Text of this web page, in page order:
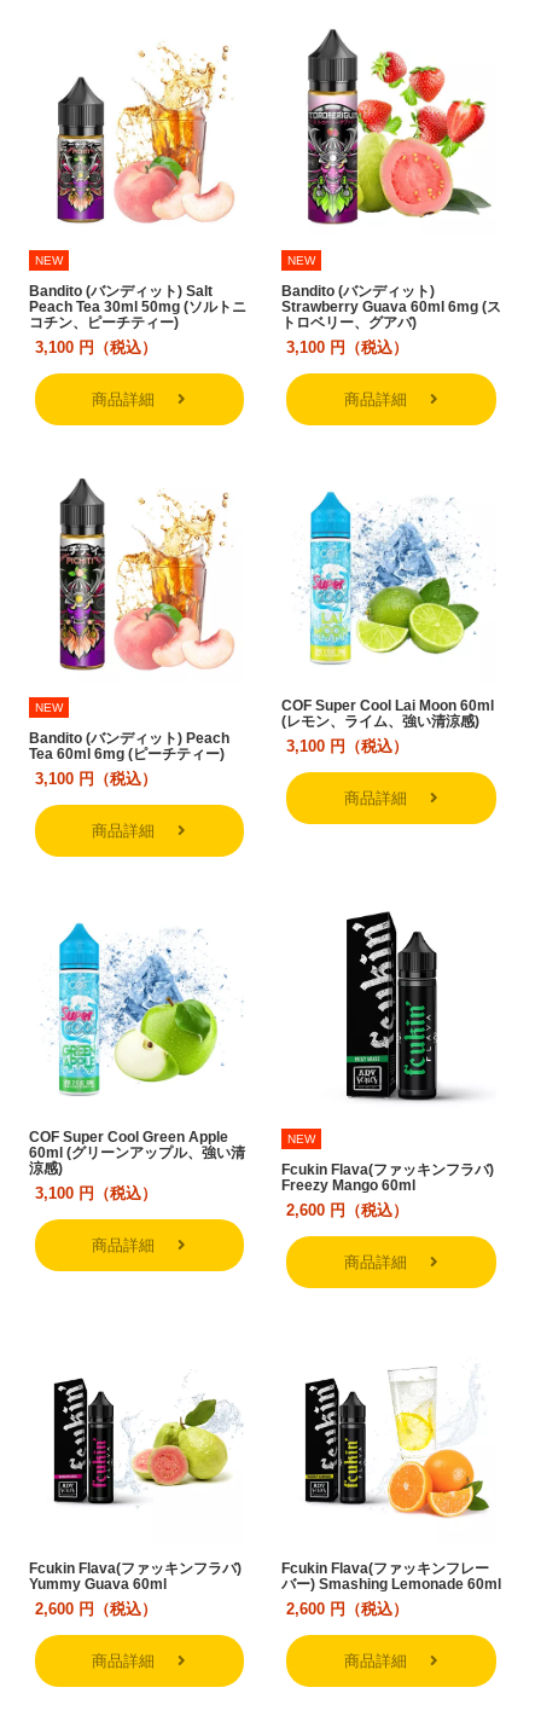
NEW
Bandito (バンディット) Salt
Peach Tea 30ml 50mg (ソルトニ
コチン、ピーチティー)
3,100 円（税込）
商品詳細
NEW
Bandito (バンディット)
Strawberry Guava 60ml 6mg (ス
トロベリー、グアバ)
3,100 円（税込）
商品詳細
NEW
Bandito (バンディット) Peach
Tea 60ml 6mg (ピーチティー)
3,100 円（税込）
商品詳細
COF Super Cool Lai Moon 60ml
(レモン、ライム、強い清涼感)
3,100 円（税込）
商品詳細
COF Super Cool Green Apple
60ml (グリーンアップル、強い清
涼感)
3,100 円（税込）
商品詳細
NEW
Fcukin Flava(ファッキンフラバ)
Freezy Mango 60ml
2,600 円（税込）
商品詳細
Fcukin Flava(ファッキンフラバ)
Yummy Guava 60ml
2,600 円（税込）
商品詳細
Fcukin Flava(ファッキンフレー
バー) Smashing Lemonade 60ml
2,600 円（税込）
商品詳細